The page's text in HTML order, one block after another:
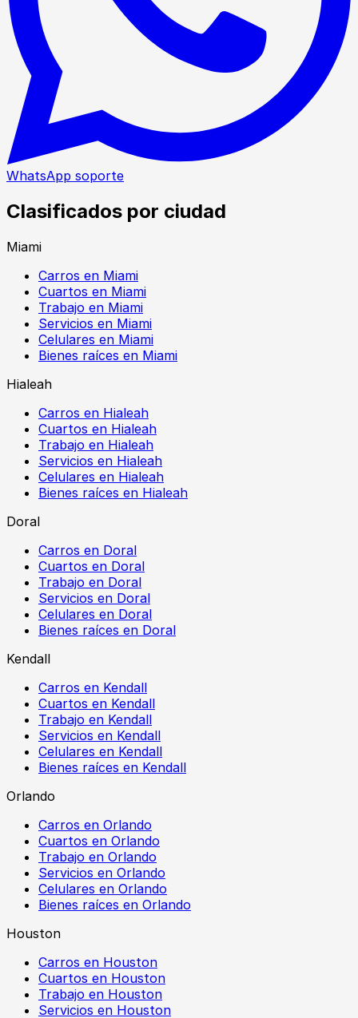
WhatsApp soporte
Clasificados por ciudad
Miami
Carros en Miami
Cuartos en Miami
Trabajo en Miami
Servicios en Miami
Celulares en Miami
Bienes raíces en Miami
Hialeah
Carros en Hialeah
Cuartos en Hialeah
Trabajo en Hialeah
Servicios en Hialeah
Celulares en Hialeah
Bienes raíces en Hialeah
Doral
Carros en Doral
Cuartos en Doral
Trabajo en Doral
Servicios en Doral
Celulares en Doral
Bienes raíces en Doral
Kendall
Carros en Kendall
Cuartos en Kendall
Trabajo en Kendall
Servicios en Kendall
Celulares en Kendall
Bienes raíces en Kendall
Orlando
Carros en Orlando
Cuartos en Orlando
Trabajo en Orlando
Servicios en Orlando
Celulares en Orlando
Bienes raíces en Orlando
Houston
Carros en Houston
Cuartos en Houston
Trabajo en Houston
Servicios en Houston